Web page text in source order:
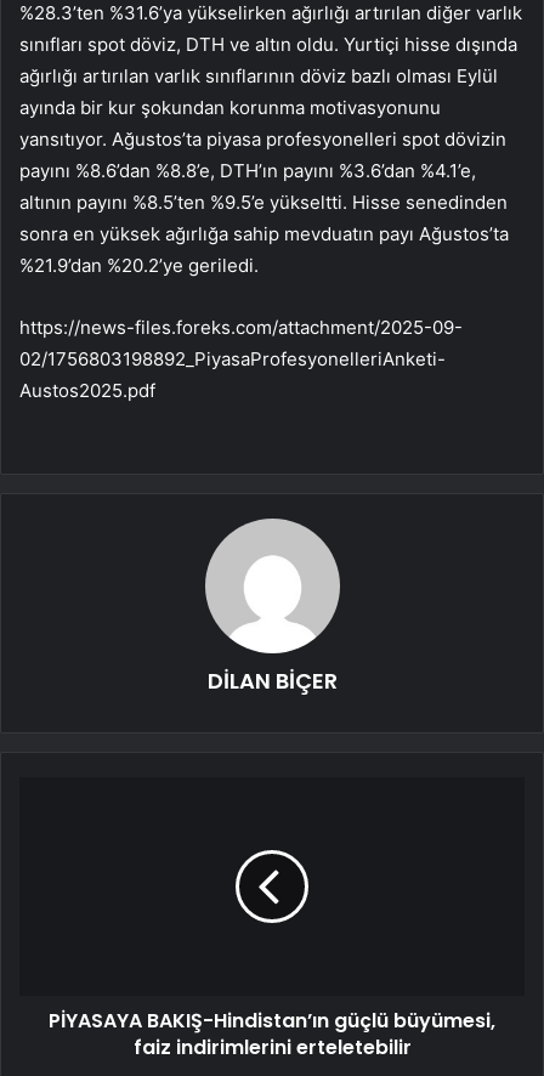
%28.3’ten %31.6’ya yükselirken ağırlığı artırılan diğer varlık
sınıfları spot döviz, DTH ve altın oldu. Yurtiçi hisse dışında
ağırlığı artırılan varlık sınıflarının döviz bazlı olması Eylül
ayında bir kur şokundan korunma motivasyonunu
yansıtıyor. Ağustos’ta piyasa profesyonelleri spot dövizin
payını %8.6’dan %8.8’e, DTH’ın payını %3.6’dan %4.1’e,
altının payını %8.5’ten %9.5’e yükseltti. Hisse senedinden
sonra en yüksek ağırlığa sahip mevduatın payı Ağustos’ta
%21.9’dan %20.2’ye geriledi.
https://news-files.foreks.com/attachment/2025-09-
02/1756803198892_PiyasaProfesyonelleriAnketi-
Austos2025.pdf
DİLAN BİÇER
PİYASAYA BAKIŞ-Hindistan’ın güçlü büyümesi,
faiz indirimlerini erteletebilir